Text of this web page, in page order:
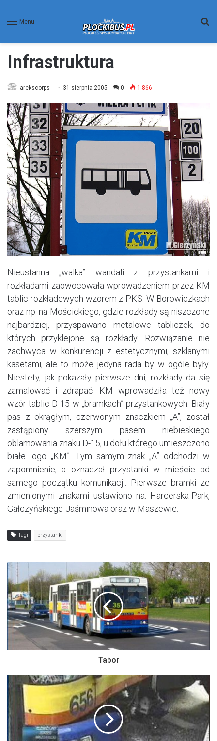
Menu
Infrastruktura
arekscorps 31 sierpnia 2005 0 1 866
Nieustanna „walka” wandali z przystankami i
rozkładami zaowocowała wprowadzeniem przez KM
tablic rozkładowych wzorem z PKS. W Borowiczkach
oraz np. na Mościckiego, gdzie rozkłady są niszczone
najbardziej, przyspawano metalowe tabliczek, do
których przyklejone są rozkłady. Rozwiązanie nie
zachwyca w konkurencji z estetycznymi, szklanymi
kasetami, ale to może jedyna rada by w ogóle były.
Niestety, jak pokazały pierwsze dni, rozkłady da się
zamalować i zdrapać. KM wprowadziła też nowy
wzór tablic D-15 w „bramkach” przystankowych. Biały
pas z okrągłym, czerwonym znaczkiem „A”, został
zastąpiony szerszym pasem niebieskiego
oblamowania znaku D-15, u dołu którego umieszczono
białe logo „KM”. Tym samym znak „A” odchodzi w
zapomnienie, a oznaczał przystanki w mieście od
samego początku komunikacji. Pierwsze bramki ze
zmienionymi znakami ustawiono na: Harcerska-Park,
Gałczyńskiego-Jaśminowa oraz w Maszewie.
Tagi przystanki
Tabor